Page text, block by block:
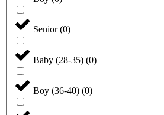
Senior (0)
Baby (28-35) (0)
Boy (36-40) (0)